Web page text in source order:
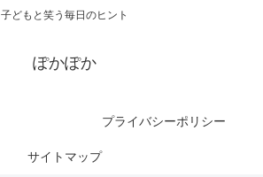
子どもと笑う毎日のヒント
ぽかぽか
プライバシーポリシー
サイトマップ